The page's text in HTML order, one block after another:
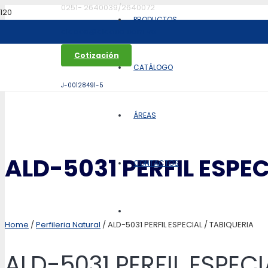
0251- 2640039/2640072
Cotización
J-00128491-5
PRODUCTOS
CATÁLOGO
ÁREAS
CONTACTOS
ALD-5031 PERFIL
Home /Perfileria Natural / ALD-5031 PERFIL ESPECIAL / TABIQUERIA